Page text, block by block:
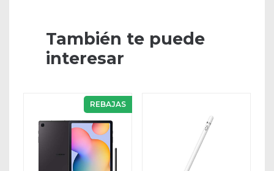
También te puede
interesar
REBAJAS